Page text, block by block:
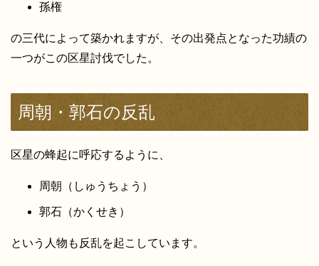
孫権
の三代によって築かれますが、その出発点となった功績の
一つがこの区星討伐でした。
周朝・郭石の反乱
区星の蜂起に呼応するように、
周朝（しゅうちょう）
郭石（かくせき）
という人物も反乱を起こしています。